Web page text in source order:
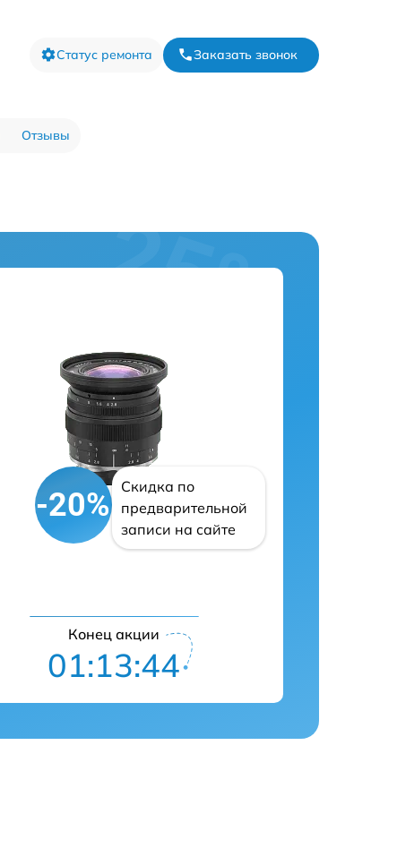
Статус ремонта Заказать звонок
Отзывы
-20%
Скидка по
предварительной
записи на сайте
Конец акции
01:13:43